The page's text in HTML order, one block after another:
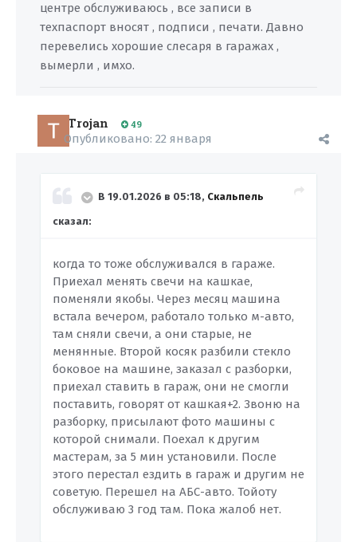
центре обслуживаюсь , все записи в
техпаспорт вносят , подписи , печати. Давно
перевелись хорошие слесаря в гаражах ,
вымерли , имхо.
Trojan 49
Опубликовано: 22 января
В 19.01.2026 в 05:18, Скальпель
сказал:
когда то тоже обслуживался в гараже.
Приехал менять свечи на кашкае,
поменяли якобы. Через месяц машина
встала вечером, работало только м-авто,
там сняли свечи, а они старые, не
менянные. Второй косяк разбили стекло
боковое на машине, заказал с разборки,
приехал ставить в гараж, они не смогли
поставить, говорят от кашкая+2. Звоню на
разборку, присылают фото машины с
которой снимали. Поехал к другим
мастерам, за 5 мин установили. После
этого перестал ездить в гараж и другим не
советую. Перешел на АБС-авто. Тойоту
обслуживаю 3 год там. Пока жалоб нет.